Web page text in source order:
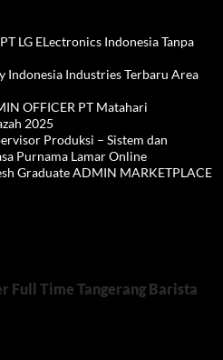
LG ELectronics Indonesia Tanpa
Indonesia Industries Terbaru Area
OFFICER PT Matahari
2025
Produksi – Sistem dan
Purnama Lamar Online
Graduate ADMIN MARKETPLACE
Full Time Tangerang Barista